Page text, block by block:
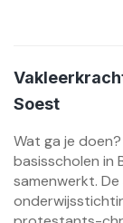
Soest
Wat ga je
basisscholen in
samenwerkt.